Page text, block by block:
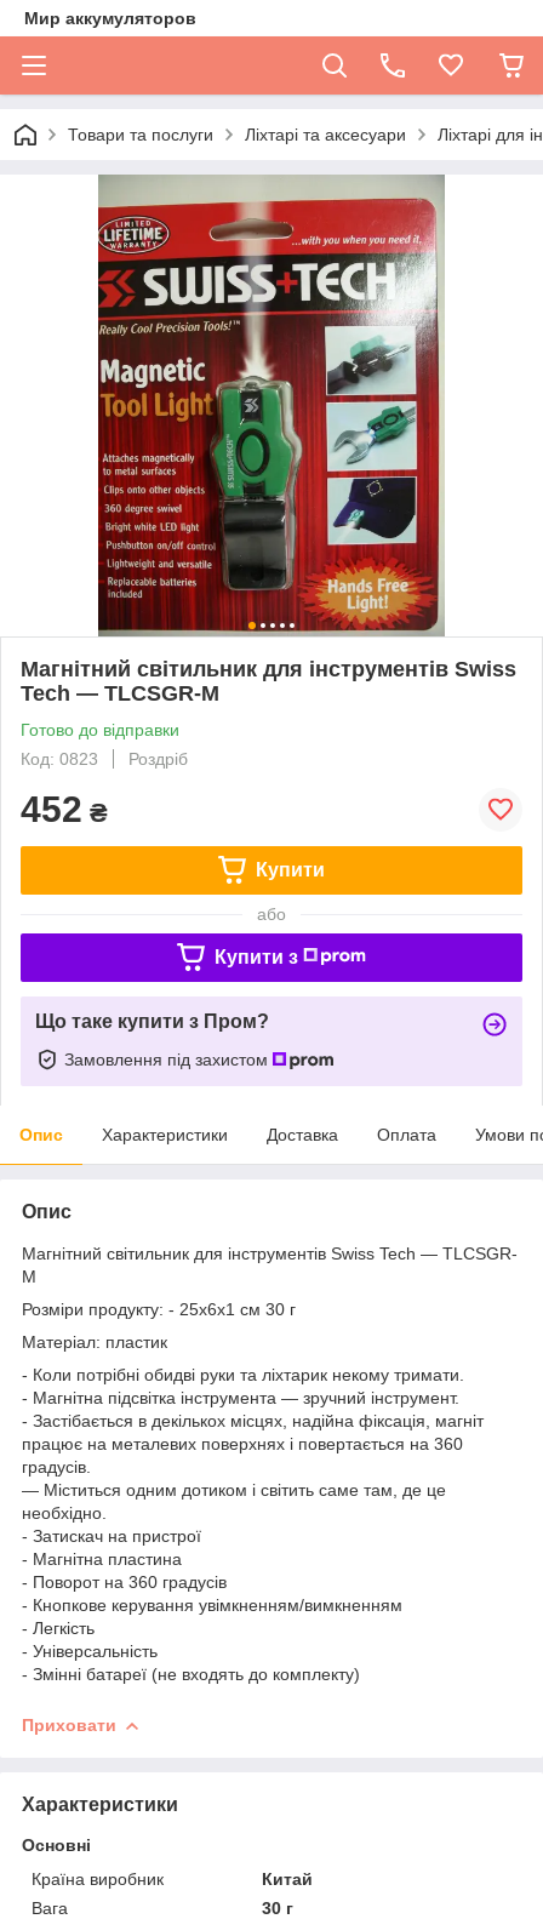
Мир аккумуляторов
Товари та послуги Ліхтарі та аксесуари Ліхтарі для
Магнітний світильник для інструментів Swiss
Tech — TLCSGR-M
Готово до відправки
Код: 0823
Роздріб
452 ₴
Купити
або
Купити з
Що таке купити з Пром?
Замовлення під захистом
Опис Характеристики Доставка Оплата Умови
Опис
Магнітний світильник для інструментів Swiss Tech — TLCSGR-
M
Розміри продукту: - 25x6x1 см 30 г
Матеріал: пластик
- Коли потрібні обидві руки та ліхтарик некому тримати.
- Магнітна підсвітка інструмента — зручний інструмент.
- Застібається в декількох місцях, надійна фіксація, магніт
працює на металевих поверхнях і повертається на 360
градусів.
— Міститься одним дотиком і світить саме там, де це
необхідно.
- Затискач на пристрої
- Магнітна пластина
- Поворот на 360 градусів
- Кнопкове керування увімкненням/вимкненням
- Легкість
- Універсальність
- Змінні батареї (не входять до комплекту)
Приховати
Характеристики
Основні
Країна виробник
Китай
Вага
30 г